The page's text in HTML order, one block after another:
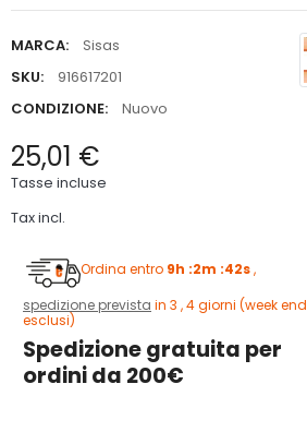
MARCA:
Sisas
SKU:
916617201
CONDIZIONE:
Nuovo
25,01 €
Tasse incluse
Tax incl.
Ordina entro 9h :2m :41s
spedizione prevista in 3 , 4 giorni (week end
esclusi)
Spedizione gratuita per
ordini da 200€